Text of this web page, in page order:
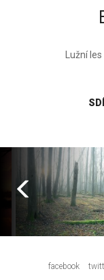
Lužní
facebook